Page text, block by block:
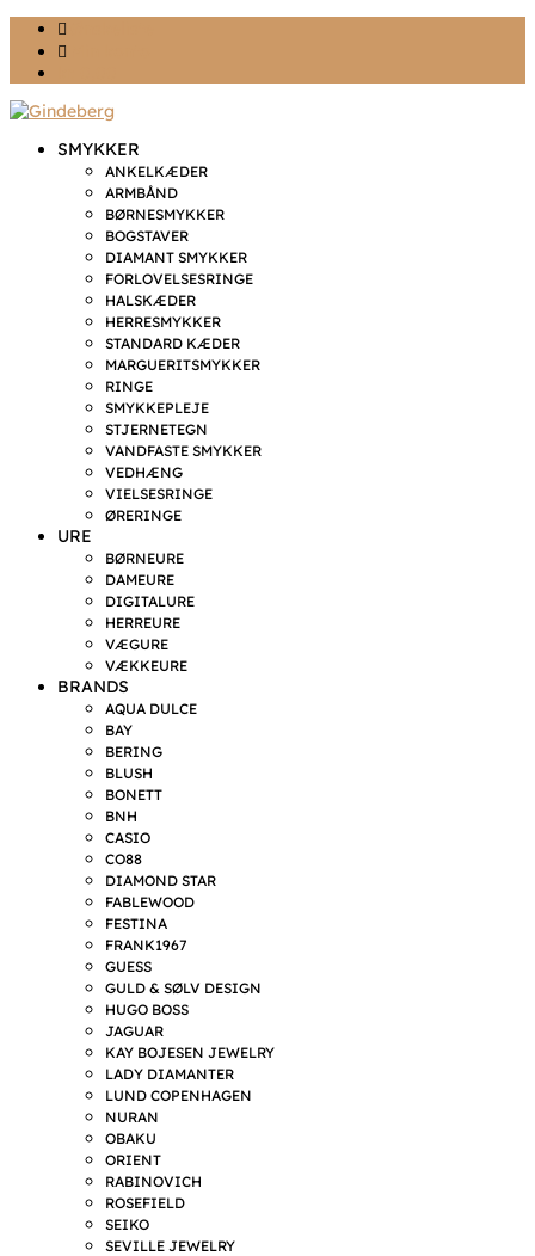
SMYKKER
ANKELKÆDER
ARMBÅND
BØRNESMYKKER
BOGSTAVER
DIAMANT SMYKKER
FORLOVELSESRINGE
HALSKÆDER
HERRESMYKKER
STANDARD KÆDER
MARGUERITSMYKKER
RINGE
SMYKKEPLEJE
STJERNETEGN
VANDFASTE SMYKKER
VEDHÆNG
VIELSESRINGE
ØRERINGE
URE
BØRNEURE
DAMEURE
DIGITALURE
HERREURE
VÆGURE
VÆKKEURE
BRANDS
AQUA DULCE
BAY
BERING
BLUSH
BONETT
BNH
CASIO
CO88
DIAMOND STAR
FABLEWOOD
FESTINA
FRANK1967
GUESS
GULD & SØLV DESIGN
HUGO BOSS
JAGUAR
KAY BOJESEN JEWELRY
LADY DIAMANTER
LUND COPENHAGEN
NURAN
OBAKU
ORIENT
RABINOVICH
ROSEFIELD
SEIKO
SEVILLE JEWELRY